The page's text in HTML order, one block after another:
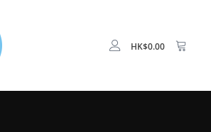
HK$0.00